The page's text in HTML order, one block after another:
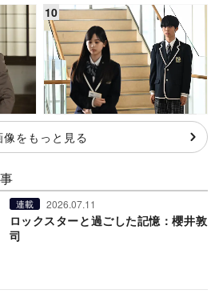
像をもっと見る
連載 2026.07.11
ロックスターと過ごした記憶：櫻井敦
司